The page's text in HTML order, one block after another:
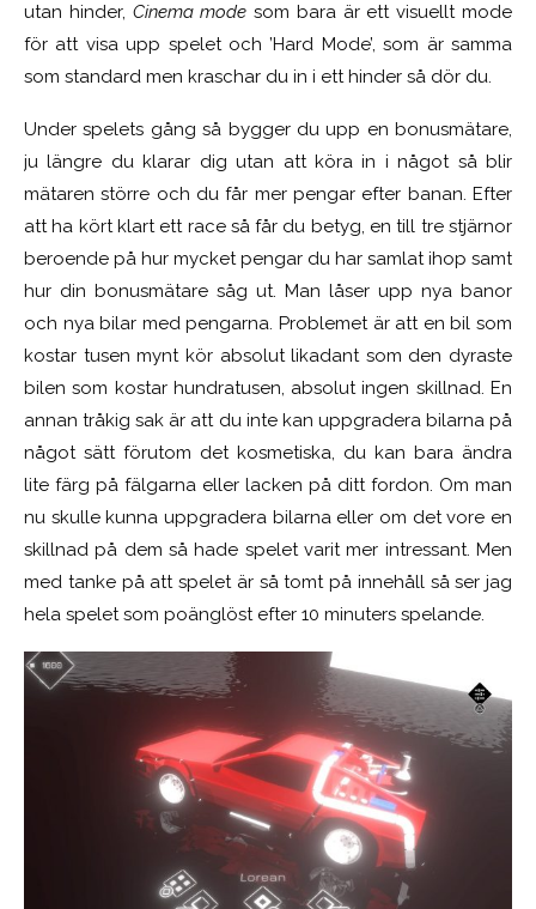
utan hinder, Cinema mode som bara är ett visuellt mode
för att visa upp spelet och ’Hard Mode’, som är samma
som standard men kraschar du in i ett hinder så dör du.
Under spelets gång så bygger du upp en bonusmätare,
ju längre du klarar dig utan att köra in i något så blir
mätaren större och du får mer pengar efter banan. Efter
att ha kört klart ett race så får du betyg, en till tre stjärnor
beroende på hur mycket pengar du har samlat ihop samt
hur din bonusmätare såg ut. Man låser upp nya banor
och nya bilar med pengarna. Problemet är att en bil som
kostar tusen mynt kör absolut likadant som den dyraste
bilen som kostar hundratusen, absolut ingen skillnad. En
annan tråkig sak är att du inte kan uppgradera bilarna på
något sätt förutom det kosmetiska, du kan bara ändra
lite färg på fälgarna eller lacken på ditt fordon. Om man
nu skulle kunna uppgradera bilarna eller om det vore en
skillnad på dem så hade spelet varit mer intressant. Men
med tanke på att spelet är så tomt på innehåll så ser jag
hela spelet som poänglöst efter 10 minuters spelande.